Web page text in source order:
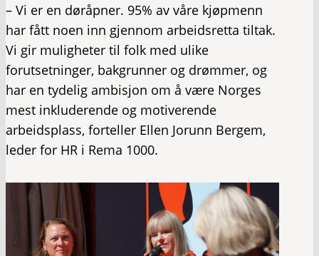
– Vi er en døråpner. 95% av våre kjøpmenn
har fått noen inn gjennom arbeidsretta tiltak.
Vi gir muligheter til folk med ulike
forutsetninger, bakgrunner og drømmer, og
har en tydelig ambisjon om å være Norges
mest inkluderende og motiverende
arbeidsplass, forteller Ellen Jorunn Bergem,
leder for HR i Rema 1000.